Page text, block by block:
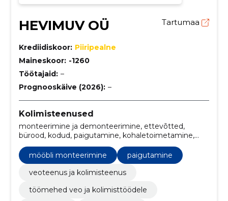
HEVIMUV OÜ Tartumaa
Krediidiskoor: Piiripealne
Maineskoor: -1260
Töötajaid: –
Prognooskäive (2026): –
Kolimisteenused
monteerimine ja demonteerimine, ettevõtted,
bürood, kodud, paigutamine, kohaletoimetamine,
peale- ja mahalaadimine, Utiliseerimine, Paigaldus,
veoteenus ja kolimisteenus
mööbli monteerimine
paigutamine
veoteenus ja kolimisteenus
töömehed veo ja kolimisttöödele